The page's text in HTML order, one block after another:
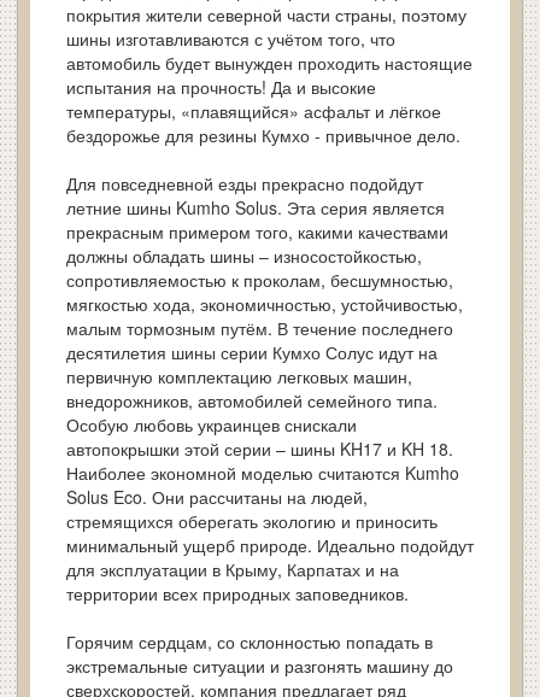
покрытия жители северной части страны, поэтому
шины изготавливаются с учётом того, что
автомобиль будет вынужден проходить настоящие
испытания на прочность! Да и высокие
температуры, «плавящийся» асфальт и лёгкое
бездорожье для резины Кумхо - привычное дело.
Для повседневной езды прекрасно подойдут
летние шины Kumho Solus. Эта серия является
прекрасным примером того, какими качествами
должны обладать шины – износостойкостью,
сопротивляемостью к проколам, бесшумностью,
мягкостью хода, экономичностью, устойчивостью,
малым тормозным путём. В течение последнего
десятилетия шины серии Кумхо Солус идут на
первичную комплектацию легковых машин,
внедорожников, автомобилей семейного типа.
Особую любовь украинцев снискали
автопокрышки этой серии – шины KH17 и KH 18.
Наиболее экономной моделью считаются Kumho
Solus Eco. Они рассчитаны на людей,
стремящихся оберегать экологию и приносить
минимальный ущерб природе. Идеально подойдут
для эксплуатации в Крыму, Карпатах и на
территории всех природных заповедников.
Горячим сердцам, со склонностью попадать в
экстремальные ситуации и разгонять машину до
сверхскоростей, компания предлагает ряд